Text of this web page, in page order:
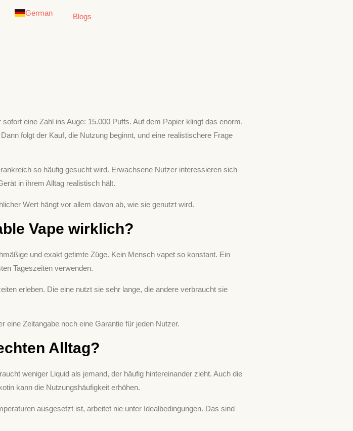
German
English
Blogs
eine Zahl ins Auge: 15.000 Puffs. Auf dem Papier klingt das enorm.
folgt der Kauf, die Nutzung beginnt, und eine realistischere Frage
so häufig gesucht wird. Erwachsene Nutzer interessieren sich
in ihrem Alltag realistisch hält.
Wert hängt vor allem davon ab, wie sie genutzt wird.
Vape wirklich?
und exakt getimte Züge. Kein Mensch vapet so konstant. Ein
Tageszeiten verwenden.
erleben. Die eine nutzt sie sehr lange, die andere verbraucht sie
eine Zeitangabe noch eine Garantie für jeden Nutzer.
Alltag?
weniger Liquid als jemand, der häufig hintereinander zieht. Auch die
kann die Nutzungshäufigkeit erhöhen.
ausgesetzt ist, arbeitet nie unter Idealbedingungen. Das sind